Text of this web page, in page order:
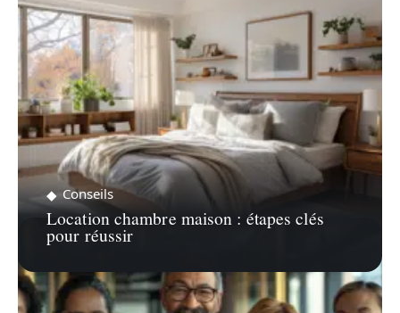
Conseils
Location chambre maison : étapes clés
pour réussir